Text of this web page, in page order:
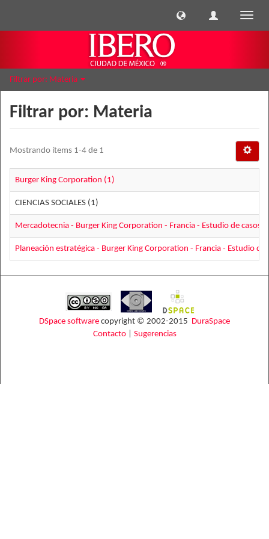
Filtrar por: Materia
Filtrar por: Materia
Mostrando ítems 1-4 de 1
Burger King Corporation (1)
CIENCIAS SOCIALES (1)
Mercadotecnia - Burger King Corporation - Francia - Estudio de casos
Planeación estratégica - Burger King Corporation - Francia - Estudio de
DSpace software copyright © 2002-2015 DuraSpace
Contacto| Sugerencias